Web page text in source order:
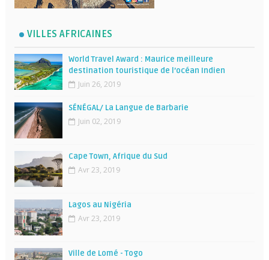
VILLES AFRICAINES
World Travel Award : Maurice meilleure
destination touristique de l’océan Indien
Juin 26, 2019
SÉNÉGAL/ La Langue de Barbarie
Juin 02, 2019
Cape Town, Afrique du Sud
Avr 23, 2019
Lagos au Nigéria
Avr 23, 2019
Ville de Lomé - Togo